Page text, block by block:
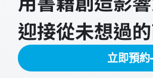
迎接從未想過
立即預約